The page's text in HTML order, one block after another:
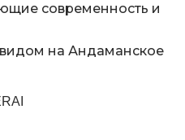
современность и
на Андаманское